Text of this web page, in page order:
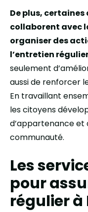
De plus,
collaborent avec
organiser des
l’entretien
seulement
aussi de renforcer
En travaillant
les citoyens
d’appartenance et
communauté.
Les
pour
régulier à